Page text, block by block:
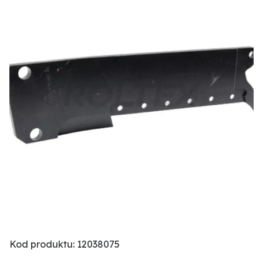
Kod produktu: 12038075